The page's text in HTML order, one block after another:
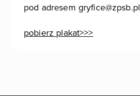
pod adresem gryfice@zpsb.pl
pobierz plakat>>>